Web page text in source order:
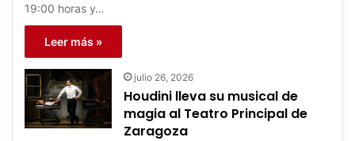
19:00 horas y…
Leer más »
julio 26, 2026
Houdini lleva su musical de
magia al Teatro Principal de
Zaragoza